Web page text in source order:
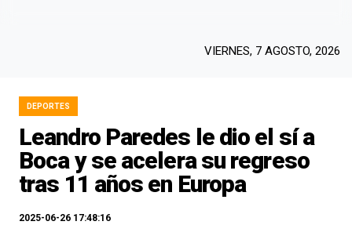
VIERNES, 7 AGOSTO, 2026
DEPORTES
Leandro Paredes le dio el sí a
Boca y se acelera su regreso
tras 11 años en Europa
2025-06-26 17:48:16